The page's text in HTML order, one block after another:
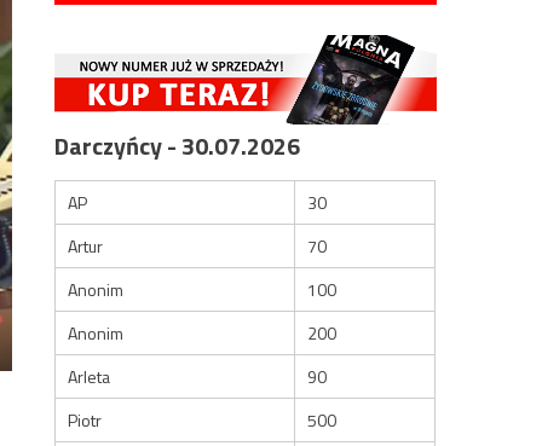
Darczyńcy - 30.07.2026
AP
30
Artur
70
Anonim
100
Anonim
200
Arleta
90
Piotr
500